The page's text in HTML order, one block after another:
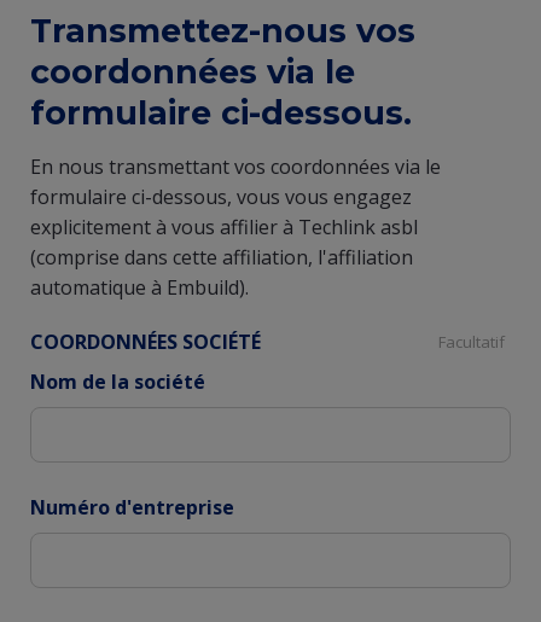
Transmettez-nous vos
coordonnées via le
formulaire ci-dessous.
En nous transmettant vos coordonnées via le
formulaire ci-dessous, vous vous engagez
explicitement à vous affilier à Techlink asbl
(comprise dans cette affiliation, l'affiliation
automatique à Embuild).
COORDONNÉES SOCIÉTÉ Facultatif
Nom de la société
Numéro d'entreprise